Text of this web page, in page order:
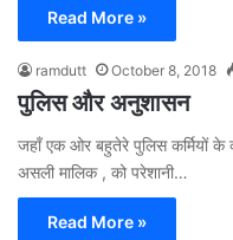
Read More »
ramdutt October 8, 2018
पुलिस और अनुशासन
जहॉं एक ओर बहुतेरे पुलिस कर्मियों
असली मालिक , को परेशानी…
Read More »